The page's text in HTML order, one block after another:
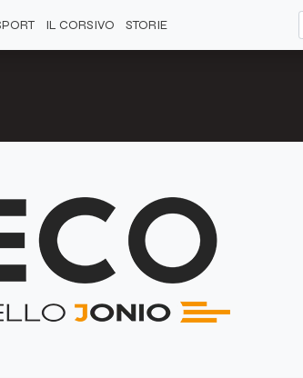
IL CORSIVO STORIE